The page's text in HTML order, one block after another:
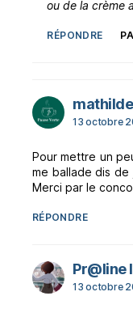
ou de la crème
RÉPONDRE
mathilde
13 octobre
Pour mettre un
me ballade dis
Merci par le
RÉPONDRE
Pr@line
13 octobre